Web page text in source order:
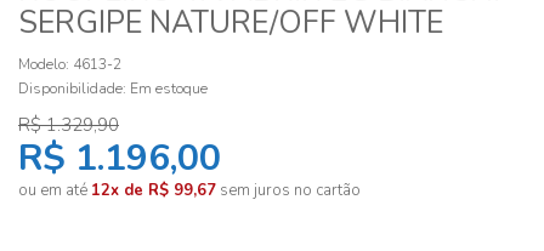
SERGIPE NATURE/OFF WHITE
Modelo: 4613-2
Disponibilidade: Em estoque
R$ 1.329,90
R$ 1.196,00
ou em até 12x de R$ 99,67 sem juros no cartão